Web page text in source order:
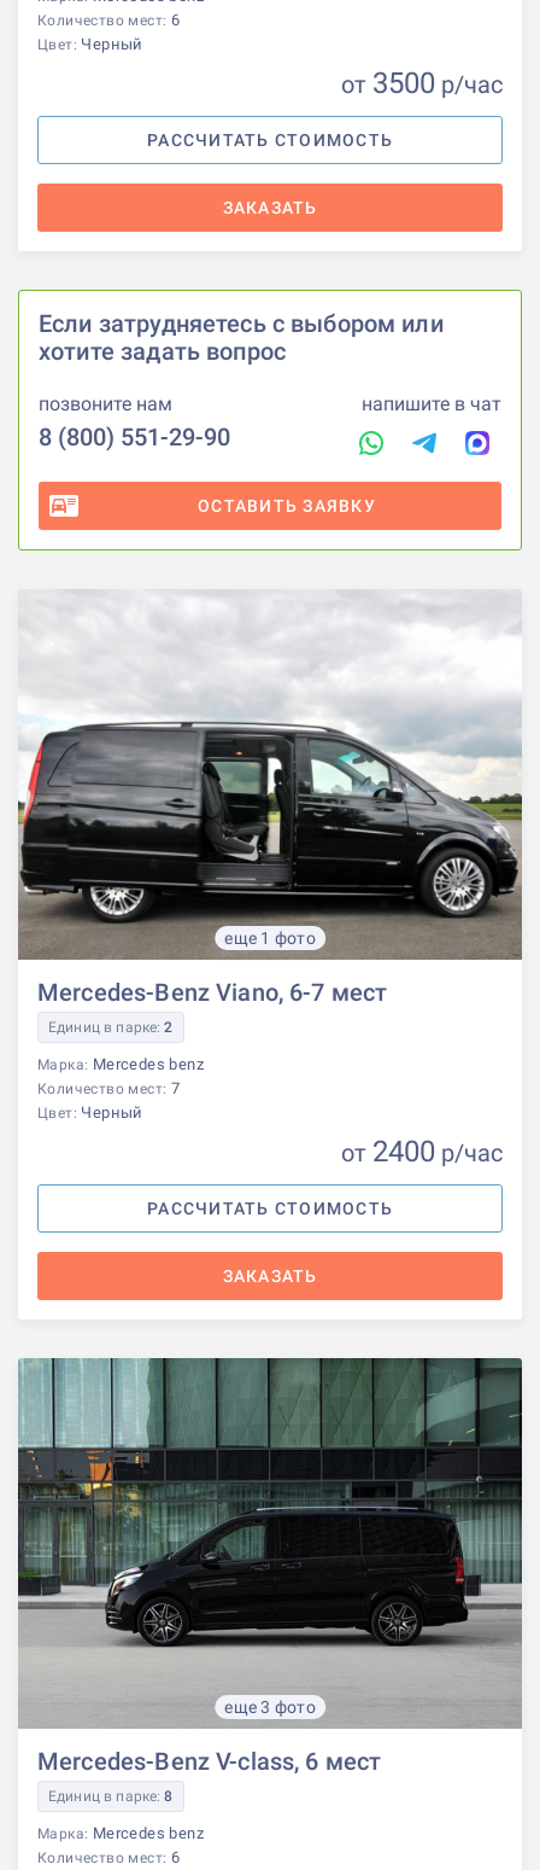
Количество мест: 6
Цвет: Черный
от 3500 р/час
РАССЧИТАТЬ СТОИМОСТЬ
ЗАКАЗАТЬ
еще 1 фото
Mercedes-Benz Viano, 6-7 мест
Единиц в парке:2
Марка: Mercedes benz
Количество мест: 7
Цвет: Черный
от 2400 р/час
РАССЧИТАТЬ СТОИМОСТЬ
ЗАКАЗАТЬ
еще 3 фото
Mercedes-Benz V-class, 6 мест
Единиц в парке:8
Марка: Mercedes benz
Количество мест: 6
Если затрудняетесь с выбором или
хотите задать вопрос
позвоните нам
8 (800) 551-29-90
напишите в чат
ОСТАВИТЬ ЗАЯВКУ